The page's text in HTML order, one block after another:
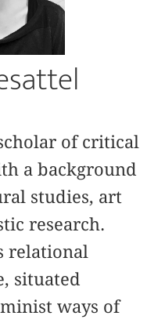
of critical
a background
studies, art
research.
relational
situated
ways of